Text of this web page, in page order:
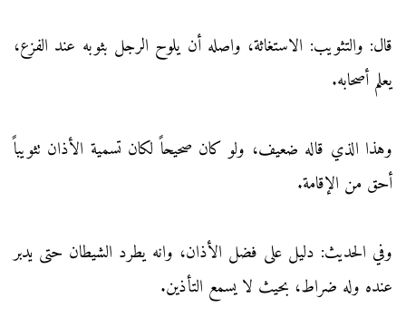
قال: والتثويب: الاستغاثة، واصله أن يلوح الرجل بثوبه عند الفزع،
يعلم أصحابه.
وهذا الذي قاله ضعيف، ولو كان صحيحاً لكان تسمية الأذان تثويباً
أحق من الإقامة.
وفي الحديث: دليل على فضل الأذان، وانه يطرد الشيطان حتى يدبر
عنده وله ضراط، بحيث لا يسمع التأذين.